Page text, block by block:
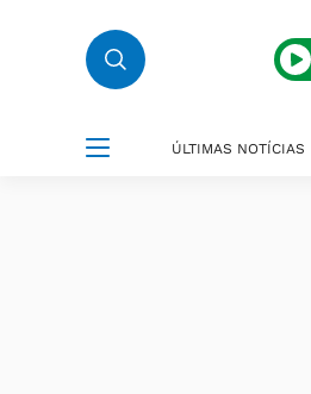
ÚLTIMAS NOTÍCIAS